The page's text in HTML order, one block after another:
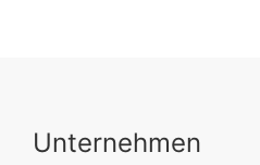
Unternehmen